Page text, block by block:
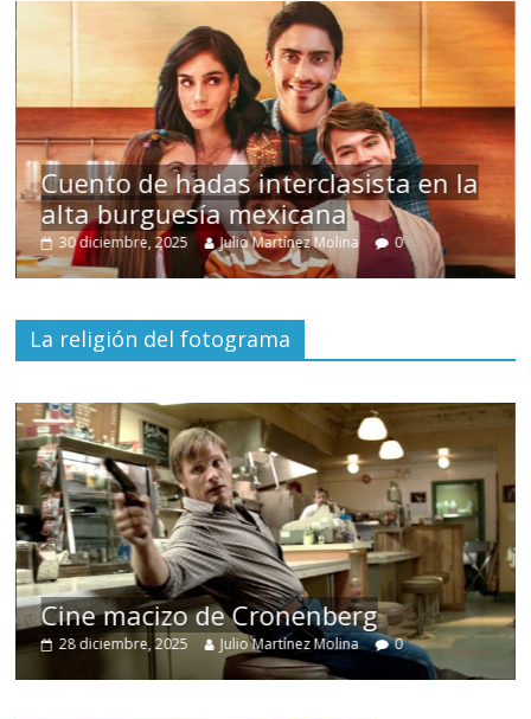
interclasista en la
mexicana
Julio Martínez Molina 0
Un hombre
15 mayo, 2026
La religión del fotograma
macizo de Cronenberg
diciembre, 2025 Julio Martínez Molina 0
El
30